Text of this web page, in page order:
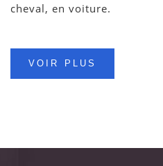
cheval, en voiture.
VOIR PLUS